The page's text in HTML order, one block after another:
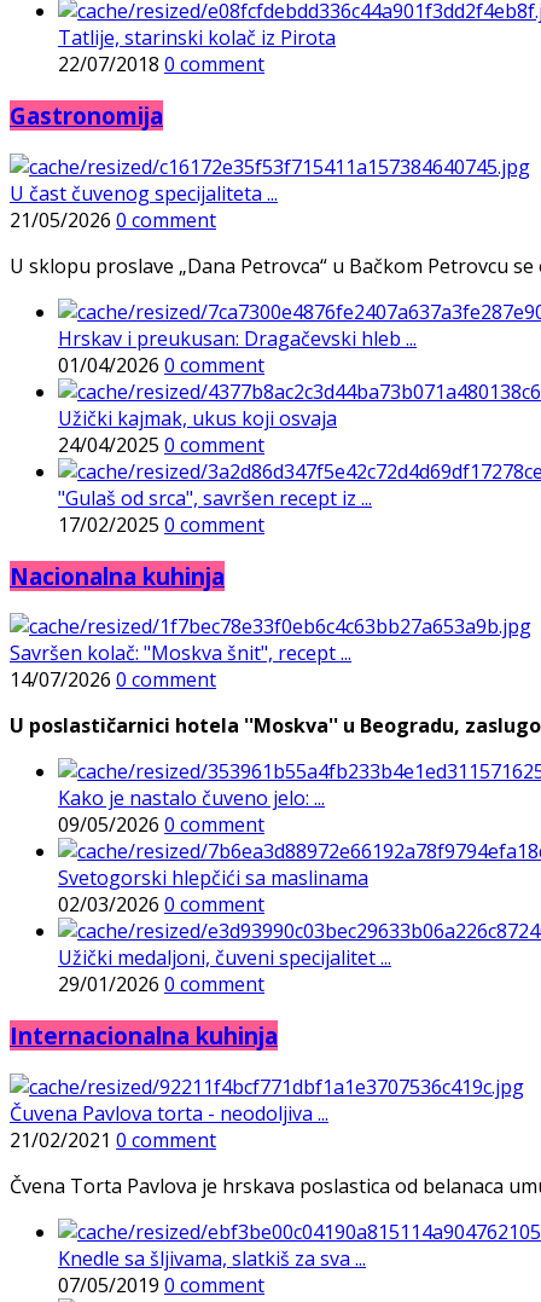
Tatlije, starinski kolač iz Pirota
22/07/2018 0 comment
Gastronomija
U čast čuvenog specijaliteta ...
21/05/2026 0 comment
U sklopu proslave „Dana Petrovca“ u Bačkom Petrovcu
Hrskav i preukusan: Dragačevski hleb ...
01/04/2026 0 comment
Užički kajmak, ukus koji osvaja
24/04/2025 0 comment
"Gulaš od srca", savršen recept iz ...
17/02/2025 0 comment
Nacionalna kuhinja
Savršen kolač: "Moskva šnit", recept ...
14/07/2026 0 comment
U poslastičarnici hotela ''Moskva'' u Beogradu,
Kako je nastalo čuveno jelo: ...
09/05/2026 0 comment
Svetogorski hlepčići sa maslinama
02/03/2026 0 comment
Užički medaljoni, čuveni specijalitet ...
29/01/2026 0 comment
Internacionalna kuhinja
Čuvena Pavlova torta - neodoljiva ...
21/02/2021 0 comment
Čvena Torta Pavlova je hrskava poslastica od belanaca
Knedle sa šljivama, slatkiš za sva ...
07/05/2019 0 comment